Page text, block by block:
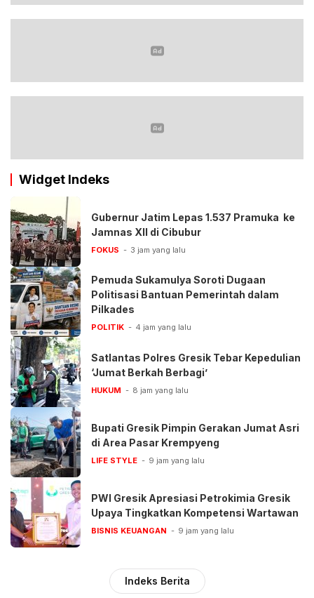
Widget Indeks
Gubernur Jatim Lepas 1.537 Pramuka ke
Jamnas XII di Cibubur
FOKUS 3 jam yang lalu
Pemuda Sukamulya Soroti Dugaan
Politisasi Bantuan Pemerintah dalam
Pilkades
POLITIK 4 jam yang lalu
Satlantas Polres Gresik Tebar Kepedulian
‘Jumat Berkah Berbagi’
HUKUM 8 jam yang lalu
Bupati Gresik Pimpin Gerakan Jumat Asri
di Area Pasar Krempyeng
LIFE STYLE 9 jam yang lalu
PWI Gresik Apresiasi Petrokimia Gresik
Upaya Tingkatkan Kompetensi Wartawan
BISNIS KEUANGAN 9 jam yang lalu
Indeks Berita